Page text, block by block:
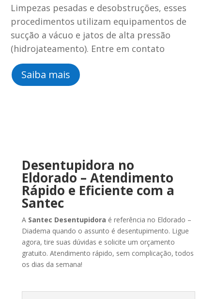
Limpezas pesadas e desobstruções, esses
procedimentos utilizam equipamentos de
sucção a vácuo e jatos de alta pressão
(hidrojateamento). Entre em contato
Saiba mais
Desentupidora no
Eldorado– Atendimento
Rápido e Eficiente com a
Santec
A Santec Desentupidora é referência no Eldorado –
Diadema quando o assunto é desentupimento. Ligue
agora,tire suas dúvidas e solicite um orçamento
gratuito. Atendimento rápido, sem complicação,todos
os dias da semana!